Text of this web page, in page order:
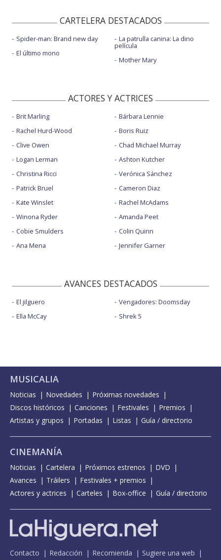
CARTELERA DESTACADOS
Spider-man: Brand new day
El último mono
La patrulla canina: La dino
película
Mother Mary
ACTORES Y ACTRICES
Brit Marling
Rachel Hurd-Wood
Clive Owen
Logan Lerman
Christina Ricci
Patrick Bruel
Kate Winslet
Winona Ryder
Cobie Smulders
Ana Mena
Bárbara Lennie
Boris Ruiz
Chad Michael Murray
Ashton Kutcher
Verónica Sánchez
Cameron Diaz
Rachel McAdams
Amanda Peet
Colin Quinn
Jennifer Garner
AVANCES DESTACADOS
El jilguero
Ella McCay
Vengadores: Doomsday
Shrek 5
MUSICALIA
Noticias Novedades
Próximas novedades
Discos históricos
Canciones Festivales
Premios
Artistas y grupos
Portadas Listas Guía / directorio
CINEMANÍA
Noticias Cartelera Próximos estrenos
DVD
Avances
Tráilers
Festivales + premios
Actores y actrices
Carteles Box-office Guía / directorio
Contacto Redacción Recomienda Sugiere una web